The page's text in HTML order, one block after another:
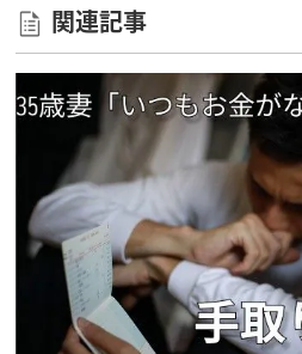
関連記事